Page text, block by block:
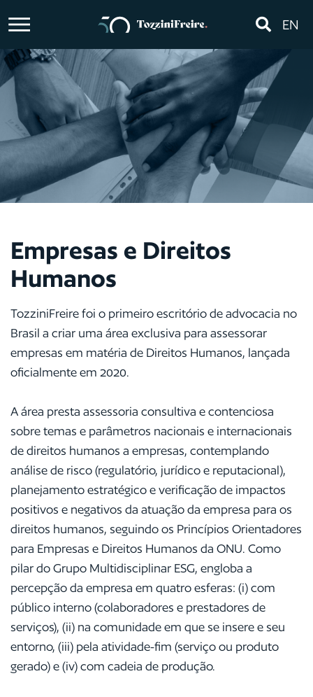
EN
Empresas e Direitos
Humanos
TozziniFreire foi o primeiro escritório de advocacia no
Brasil a criar uma área exclusiva para assessorar
empresas em matéria de Direitos Humanos, lançada
oficialmente em 2020.
A área presta assessoria consultiva e contenciosa
sobre temas e parâmetros nacionais e internacionais
de direitos humanos a empresas, contemplando
análise de risco (regulatório, jurídico e reputacional),
planejamento estratégico e verificação de impactos
positivos e negativos da atuação da empresa para os
direitos humanos, seguindo os Princípios Orientadores
para Empresas e Direitos Humanos da ONU. Como
pilar do Grupo Multidisciplinar ESG, engloba a
percepção da empresa em quatro esferas: (i) com
público interno (colaboradores e prestadores de
serviços), (ii) na comunidade em que se insere e seu
entorno, (iii) pela atividade-fim (serviço ou produto
gerado) e (iv) com cadeia de produção.